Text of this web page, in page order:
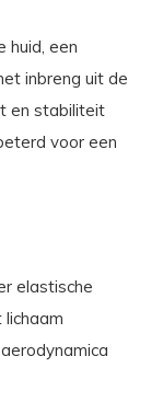
huid, een
inbreng uit de
en stabiliteit
voor een
elastische